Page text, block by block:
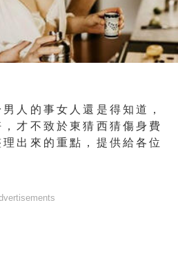
人的事女人還是得知道，
才不致於東猜西猜傷身費
出來的重點，提供給各位